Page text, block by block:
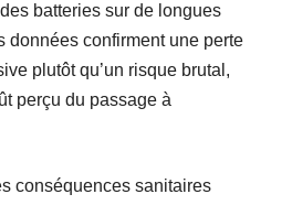
batteries sur de longues
données confirment une perte
plutôt qu’un risque brutal,
perçu du passage à
conséquences sanitaires